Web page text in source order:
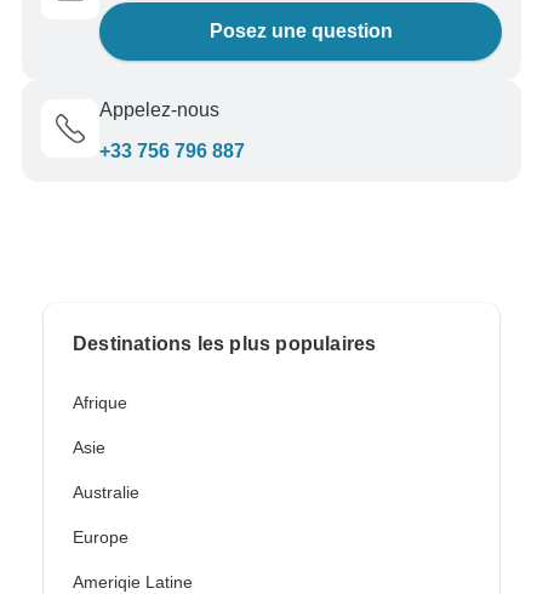
Posez une question
Appelez-nous
+33 756 796 887
Destinations les plus populaires
Afrique
Asie
Australie
Europe
Ameriqie Latine